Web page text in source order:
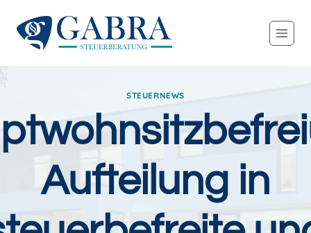
Inhalt
springen
STEUERNEWS
Aufteilung in